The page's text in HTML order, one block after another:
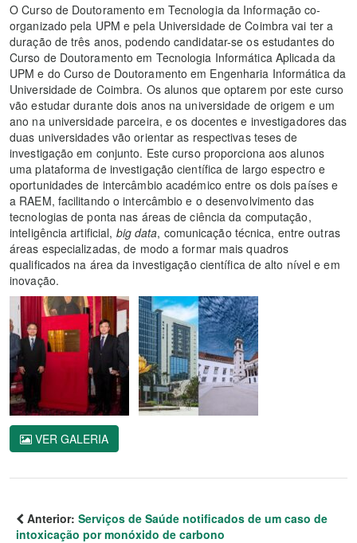
O Curso de Doutoramento em Tecnologia da Informação co-
organizado pela UPM e pela Universidade de Coimbra vai ter a
duração de três anos, podendo candidatar-se os estudantes do
Curso de Doutoramento em Tecnologia Informática Aplicada da
UPM e do Curso de Doutoramento em Engenharia Informática da
Universidade de Coimbra. Os alunos que optarem por este curso
vão estudar durante dois anos na universidade de origem e um
ano na universidade parceira, e os docentes e investigadores das
duas universidades vão orientar as respectivas teses de
investigação em conjunto. Este curso proporciona aos alunos
uma plataforma de investigação científica de largo espectro e
oportunidades de intercâmbio académico entre os dois países e
a RAEM, facilitando o intercâmbio e o desenvolvimento das
tecnologias de ponta nas áreas de ciência da computação,
inteligência artificial, big data, comunicação técnica, entre outras
áreas especializadas, de modo a formar mais quadros
qualificados na área da investigação científica de alto nível e em
inovação.
VER GALERIA
Anterior: Serviços de Saúde notificados de um caso de
intoxicação por monóxido de carbono